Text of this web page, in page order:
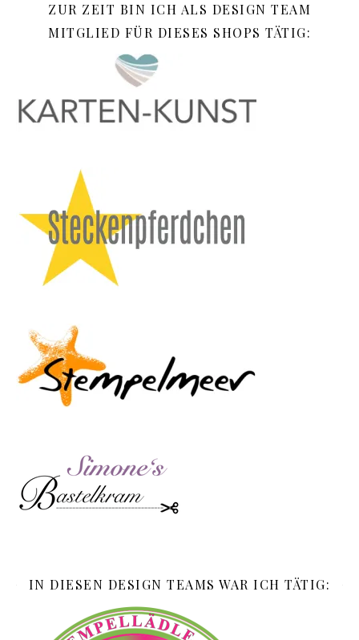
ZUR ZEIT BIN ICH ALS DESIGN TEAM
MITGLIED FÜR DIESES SHOPS TÄTIG:
IN DIESEN DESIGN TEAMS WAR ICH TÄTIG: